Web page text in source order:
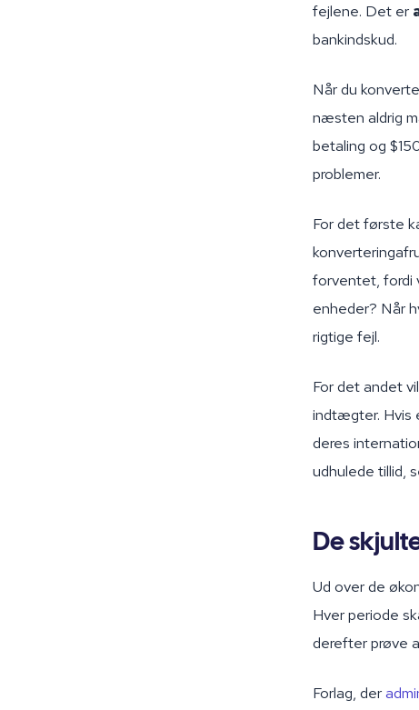
fejlene. Det er
bankindskud.
Når du
næsten aldrig
betaling og
problemer.
For det første
forventet, fordi
enheder? Når
rigtige fejl.
For det andet
indtægter. Hvis
deres
udhulede tillid,
De
Ud over de
Hver periode
derefter prøve
Forlag, der